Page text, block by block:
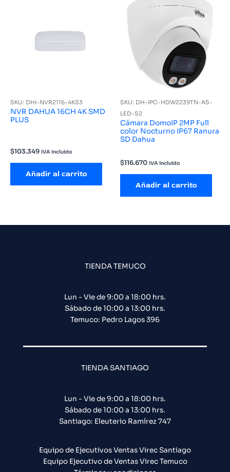
SKU: DHI-NVR2116-4KS3
NVR DAHUA 16CH 4K SMD
PLUS
$103.349 IVA incluido
Añadir al carrito
SKU: DH-IPC-HDW2239TN-AS-
LED-S2
Cámara DomoIP 2MP Full
color Nocturno IP67 Ranura
SD Dahua
$116.670 IVA incluido
Añadir al carrito
TIENDA TEMUCO
Lun - Vie de 9:00 a 18:00 hrs.
Sábado de 10:00 a 13:00 hrs.
Temuco: Pedro Lagos 396
TIENDA SANTIAGO
Lun - Vie de 9:00 a 18:00 hrs.
Sábado de 10:00 a 13:00 hrs.
Santiago: Eleuterio Ramírez 747​
Equipo de Ejecutivos Ventas Virec Santiago
Equipo Ejecutivo de Ventas Virec Temuco